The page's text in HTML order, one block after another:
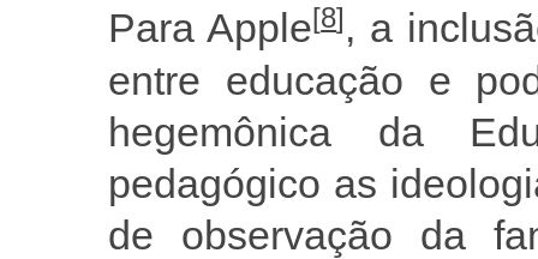
Para Apple[8], a
entre educação e
hegemônica da
pedagógico as
de observação da